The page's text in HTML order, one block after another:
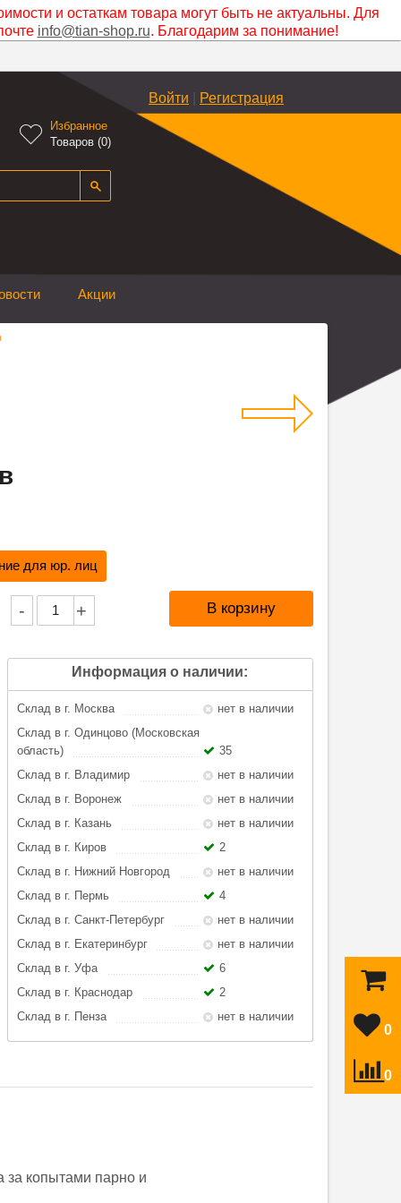
и остаткам товара могут быть не актуальны. Для
info@tian-shop.ru. Благодарим за понимание!
0
0
Войти Регистрация

Избранное
Товаров (0)
Акции
для юр. лиц
- +
Информация о наличии:
Склад в г. Москва
нет в наличии
Склад в г. Одинцово (Московская
область)
35
Склад в г. Владимир
нет в наличии
Склад в г. Воронеж
нет в наличии
Склад в г. Казань
нет в наличии
Склад в г. Киров
2
Склад в г. Нижний Новгород
нет в наличии
Склад в г. Пермь
4
Склад в г. Санкт-Петербург
нет в наличии
Склад в г. Екатеринбург
нет в наличии
Склад в г. Уфа
6
Склад в г. Краснодар
2
Склад в г. Пенза
нет в наличии
за копытами парно и